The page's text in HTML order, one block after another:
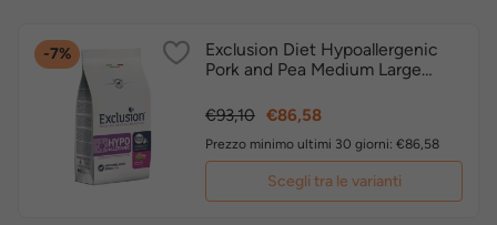
-7%
Exclusion Diet Hypoallergenic
Pork and Pea Medium Large
Prezzo
€93,10 Prezzo
€86,58
Prezzo minimo ultimi 30 giorni: €86,58
Scegli tra le varianti